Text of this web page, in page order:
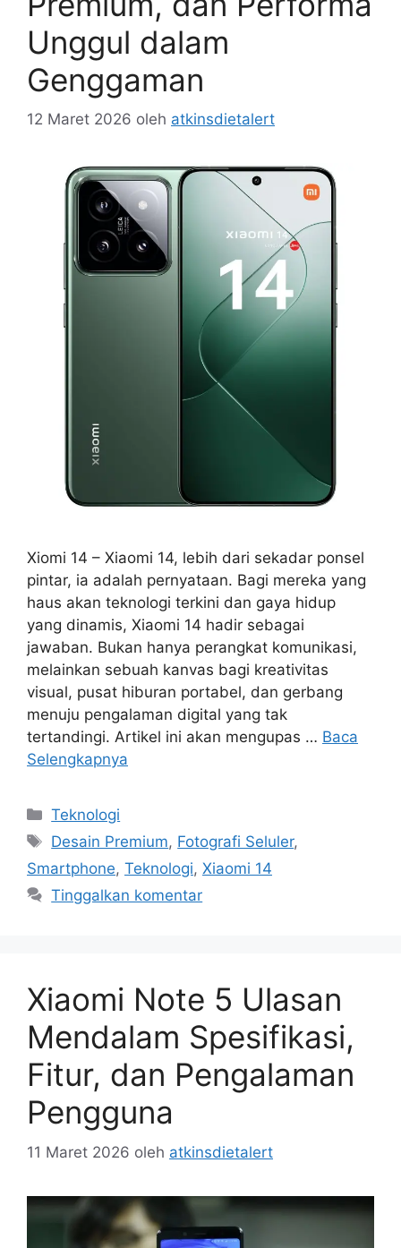
Unggul dalam
Genggaman
12 Maret 2026 oleh atkinsdietalert
Xiomi 14 – Xiaomi 14, lebih dari sekadar ponsel
pintar, ia adalah pernyataan. Bagi mereka yang
haus akan teknologi terkini dan gaya hidup
yang dinamis, Xiaomi 14 hadir sebagai
jawaban. Bukan hanya perangkat komunikasi,
melainkan sebuah kanvas bagi kreativitas
visual, pusat hiburan portabel, dan gerbang
menuju pengalaman digital yang tak
tertandingi. Artikel ini akan mengupas … Baca
Selengkapnya
Kategori
Teknologi
Tag
Desain Premium, Fotografi Seluler,
Smartphone, Teknologi, Xiaomi 14
Tinggalkan komentar
Xiaomi Note 5 Ulasan
Mendalam Spesifikasi,
Fitur, dan Pengalaman
Pengguna
11 Maret 2026 oleh atkinsdietalert